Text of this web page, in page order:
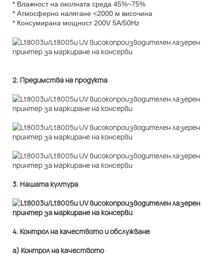
* Влажност на околната среда 45%~75%
* Атмосферно налягане <2000 м височина
* Консумирана мощност 200V 5A/50Hz
2. Предимства на продукта
3. Нашата култура
4. Контрол на качеството и обслужване
а) Контрол на качеството